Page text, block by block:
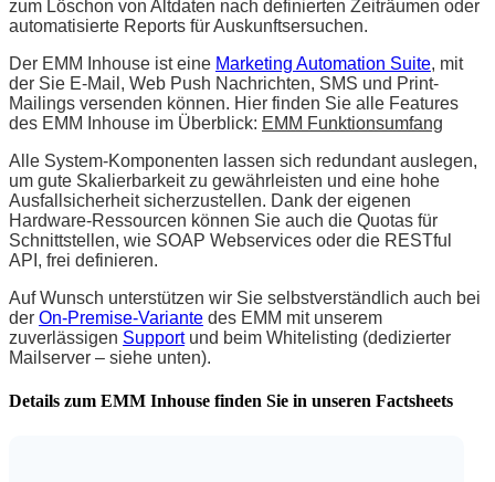
zum Löschon von Altdaten nach definierten Zeiträumen oder
automatisierte Reports für Auskunftsersuchen.
Der EMM Inhouse ist eine Marketing Automation Suite, mit
der Sie E-Mail, Web Push Nachrichten, SMS und Print-
Mailings versenden können. Hier finden Sie alle Features
des EMM Inhouse im Überblick: EMM Funktionsumfang
Alle System-Komponenten lassen sich redundant auslegen,
um gute Skalierbarkeit zu gewährleisten und eine hohe
Ausfallsicherheit sicherzustellen. Dank der eigenen
Hardware-Ressourcen können Sie auch die Quotas für
Schnittstellen, wie SOAP Webservices oder die RESTful
API, frei definieren.
Auf Wunsch unterstützen wir Sie selbstverständlich auch bei
der On-Premise-Variante des EMM mit unserem
zuverlässigen Support und beim Whitelisting (dedizierter
Mailserver – siehe unten).
Details zum EMM Inhouse finden Sie in unseren Factsheets